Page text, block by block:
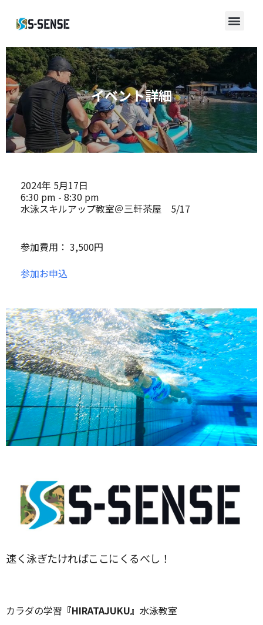
イベント詳細
2024年 5月17日
6:30 pm - 8:30 pm
水泳スキルアップ教室＠三軒茶屋 5/17
参加費用： 3,500円
参加お申込
速く泳ぎたければここにくるべし！
カラダの学習 『HIRATAJUKU』 水泳教室